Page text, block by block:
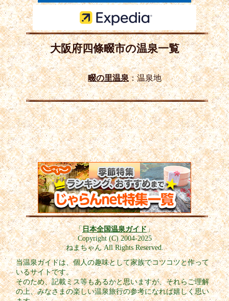
大阪府四條畷市の温泉一覧
畷の里温泉：温泉地
「日本全国温泉ガイド」
Copyright (C) 2004-2025
ねまちゃん All Rights Reserved.
当温泉ガイドは、個人の趣味として家族でコツコツと作って
いるサイトです。
そのため、記載ミス等もあるかと思いますが、それらご理解
の上、みなさまの楽しい温泉旅行の参考になれば嬉しく思い